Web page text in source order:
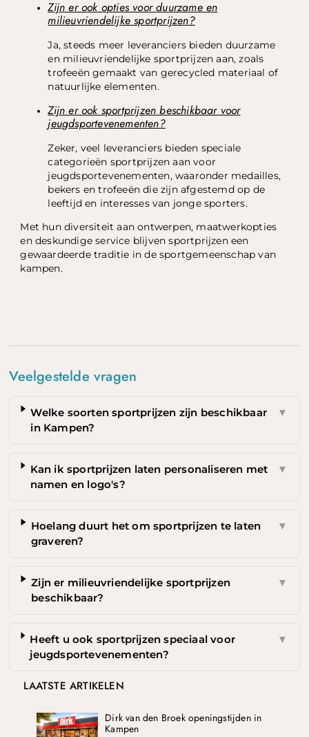
Zijn er ook opties voor duurzame en
milieuvriendelijke sportprijzen?
Ja, steeds meer leveranciers bieden duurzame
en milieuvriendelijke sportprijzen aan, zoals
trofeeën gemaakt van gerecycled materiaal of
natuurlijke elementen.
Zijn er ook sportprijzen beschikbaar voor
jeugdsportevenementen?
Zeker, veel leveranciers bieden speciale
categorieën sportprijzen aan voor
jeugdsportevenementen, waaronder medailles,
bekers en trofeeën die zijn afgestemd op de
leeftijd en interesses van jonge sporters.
Met hun diversiteit aan ontwerpen, maatwerkopties
en deskundige service blijven sportprijzen een
gewaardeerde traditie in de sportgemeenschap van
kampen.
Veelgestelde vragen
Welke soorten sportprijzen zijn beschikbaar
in Kampen?
▼
Kan ik sportprijzen laten personaliseren met
namen en logo's?
▼
Hoelang duurt het om sportprijzen te laten
graveren?
▼
Zijn er milieuvriendelijke sportprijzen
beschikbaar?
▼
Heeft u ook sportprijzen speciaal voor
jeugdsportevenementen?
▼
LAATSTE ARTIKELEN
Dirk van den Broek openingstijden in
Kampen